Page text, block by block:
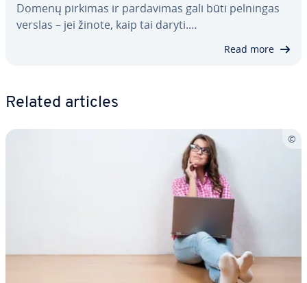
Domenų pirkimas ir par­da­vi­mas gali būti pelningas
verslas – jei žinote, kaip tai daryti.…
Read more
Related articles